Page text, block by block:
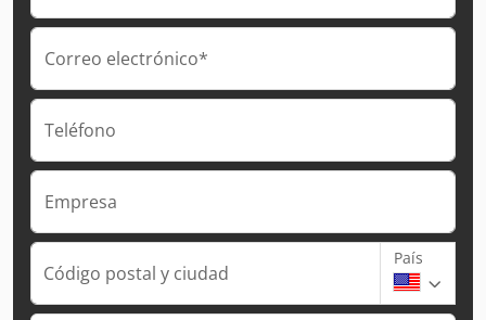
Correo electrónico*
Teléfono
Empresa
Código postal y ciudad
País